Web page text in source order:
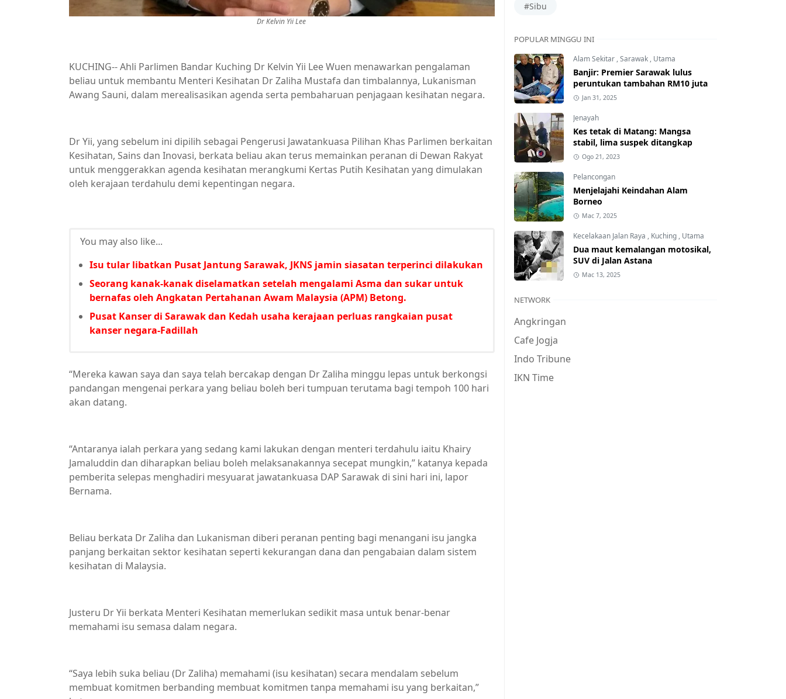
Dr Kelvin Yii Lee
KUCHING-- Ahli Parlimen Bandar Kuching Dr Kelvin Yii Lee Wuen menawarkan pengalaman
beliau untuk membantu Menteri Kesihatan Dr Zaliha Mustafa dan timbalannya, Lukanisman
Awang Sauni, dalam merealisasikan agenda serta pembaharuan penjagaan kesihatan negara.
Dr Yii, yang sebelum ini dipilih sebagai Pengerusi Jawatankuasa Pilihan Khas Parlimen berkaitan
Kesihatan, Sains dan Inovasi, berkata beliau akan terus memainkan peranan di Dewan Rakyat
untuk menggerakkan agenda kesihatan merangkumi Kertas Putih Kesihatan yang dimulakan
oleh kerajaan terdahulu demi kepentingan negara.
You may also like...
Isu tular libatkan Pusat Jantung Sarawak, JKNS jamin siasatan terperinci dilakukan
Seorang kanak-kanak diselamatkan setelah mengalami Asma dan sukar untuk
bernafas oleh Angkatan Pertahanan Awam Malaysia (APM) Betong.
Pusat Kanser di Sarawak dan Kedah usaha kerajaan perluas rangkaian pusat
kanser negara-Fadillah
“Mereka kawan saya dan saya telah bercakap dengan Dr Zaliha minggu lepas untuk berkongsi
pandangan mengenai perkara yang beliau boleh beri tumpuan terutama bagi tempoh 100 hari
akan datang.
“Antaranya ialah perkara yang sedang kami lakukan dengan menteri terdahulu iaitu Khairy
Jamaluddin dan diharapkan beliau boleh melaksanakannya secepat mungkin,” katanya kepada
pemberita selepas menghadiri mesyuarat jawatankuasa DAP Sarawak di sini hari ini, lapor
Bernama.
Beliau berkata Dr Zaliha dan Lukanisman diberi peranan penting bagi menangani isu jangka
panjang berkaitan sektor kesihatan seperti kekurangan dana dan pengabaian dalam sistem
kesihatan di Malaysia.
Justeru Dr Yii berkata Menteri Kesihatan memerlukan sedikit masa untuk benar-benar
memahami isu semasa dalam negara.
“Saya lebih suka beliau (Dr Zaliha) memahami (isu kesihatan) secara mendalam sebelum
membuat komitmen berbanding membuat komitmen tanpa memahami isu yang berkaitan,”
#Sibu
POPULAR MINGGU INI
Alam Sekitar ,Sarawak , Utama
Banjir: Premier Sarawak lulus
peruntukan tambahan RM10 juta
Jan 31, 2025
Jenayah
Kes tetak di Matang: Mangsa
stabil, lima suspek ditangkap
Ogo 21, 2023
Pelancongan
Menjelajahi Keindahan Alam
Borneo
Mac 7, 2025
Kecelakaan Jalan Raya , Kuching , Utama
Dua maut kemalangan motosikal,
SUV di Jalan Astana
Mac 13, 2025
NETWORK
Angkringan
Cafe Jogja
Indo Tribune
IKN Time